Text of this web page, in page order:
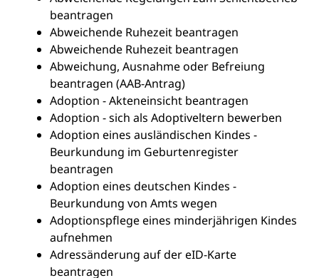
beantragen
Abweichende Ruhezeit beantragen
Abweichende Ruhezeit beantragen
Abweichung, Ausnahme oder Befreiung
beantragen (AAB-Antrag)
Adoption - Akteneinsicht beantragen
Adoption - sich als Adoptiveltern bewerben
Adoption eines ausländischen Kindes -
Beurkundung im Geburtenregister
beantragen
Adoption eines deutschen Kindes -
Beurkundung von Amts wegen
Adoptionspflege eines minderjährigen Kindes
aufnehmen
Adressänderung auf der eID-Karte
beantragen